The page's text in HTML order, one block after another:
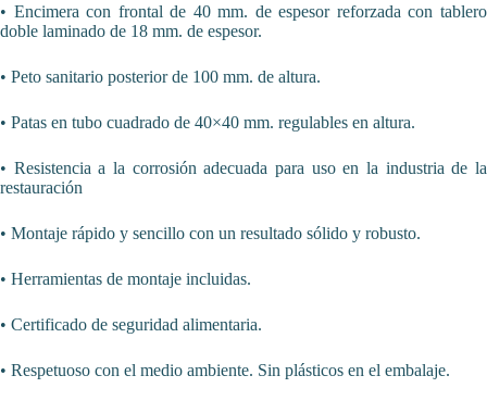
• Encimera con frontal de 40 mm. de espesor reforzada con tablero
doble laminado de 18 mm. de espesor.
• Peto sanitario posterior de 100 mm. de altura.
• Patas en tubo cuadrado de 40×40 mm. regulables en altura.
• Resistencia a la corrosión adecuada para uso en la industria de la
restauración
• Montaje rápido y sencillo con un resultado sólido y robusto.
• Herramientas de montaje incluidas.
• Certificado de seguridad alimentaria.
• Respetuoso con el medio ambiente. Sin plásticos en el embalaje.